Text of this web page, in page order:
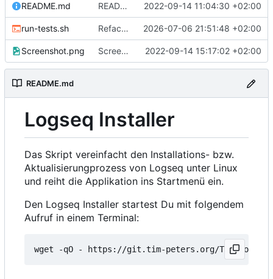
README.md README um Hinweis auf symbolischen Link ergänzt 2022-09-14 11:04:30 +02:00
run-tests.sh Refactoring & portable Testpfade 2026-07-06 21:51:48 +02:00
Screenshot.png Screenshot erneuert 2022-09-14 15:17:02 +02:00
README.md
Logseq Installer
Das Skript vereinfacht den Installations- bzw.
Aktualisierungprozess von Logseq unter Linux
und reiht die Applikation ins Startmenü ein.
Den Logseq Installer startest Du mit folgendem
Aufruf in einem Terminal:
wget -qO - https://git.tim-peters.org/Tim/